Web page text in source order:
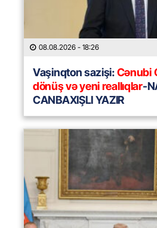
08.08.2026 - 18:26
Vaşinqton sazişi:Cənubi
dönüş və yeni reallıqlar-
CANBAXIŞLI YAZIR